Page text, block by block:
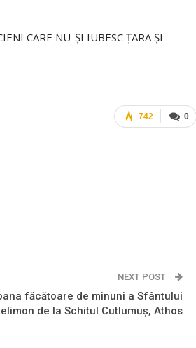
CARE NU-ȘI IUBESC ȚARA ȘI
0
742
NEXT POST
făcătoare de minuni a Sfântului
de la Schitul Cutlumuş, Athos